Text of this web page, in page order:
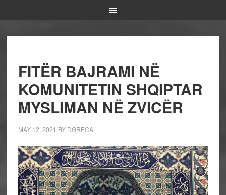
FITËR BAJRAMI NË
KOMUNITETIN SHQIPTAR
MYSLIMAN NË ZVICËR
MAY 12, 2021 BY DGRECA